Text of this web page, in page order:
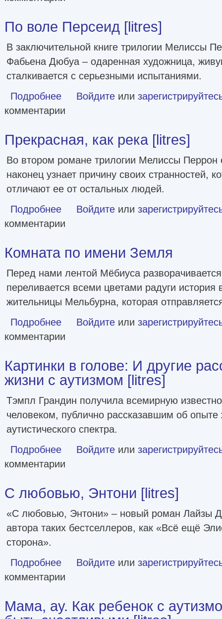
По воле Персеид [litres]
В заключительной книге трилогии Мелиссы
Фабьена Дюбуа – одаренная художница,
сталкивается с серьезными испытаниями.
Подробнее о По воле Персеид [litres]
Войдите или
комментарии
Прекрасная, как река [litres]
Во втором романе трилогии Мелиссы Перрон
наконец узнает причину своих странностей,
отличают ее от остальных людей.
Подробнее о Прекрасная, как река [litres]
Войдите или
комментарии
Комната по имени Земля
Перед нами лентой Мёбиуса
переливается всеми цветами радуги история
жительницы Мельбурна, которая
Подробнее о Комната по имени Земля
Войдите или
комментарии
Картинки в голове: И другие
жизни с аутизмом [litres]
Тэмпл Грандин получила всемирную
человеком, публично рассказавшим об опыте
аутистического спектра.
Подробнее о Картинки в голове: И другие рассказы о моей жизни с
Войдите или
комментарии
С любовью, Энтони [litres]
«С любовью, Энтони» – новый роман Лайзы
автора таких бестселлеров, как «Всё ещё
сторона».
Подробнее о С любовью, Энтони [litres]
Войдите или
комментарии
Мама, ау. Как ребенок с